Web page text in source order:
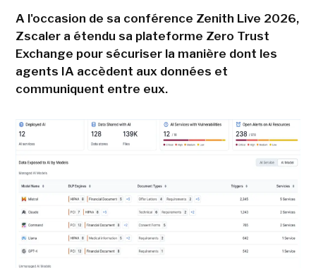
A l'occasion de sa conférence Zenith Live 2026,
Zscaler a étendu sa plateforme Zero Trust
Exchange pour sécuriser la manière dont les
agents IA accèdent aux données et
communiquent entre eux.